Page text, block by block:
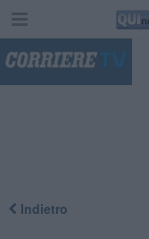
Indietro